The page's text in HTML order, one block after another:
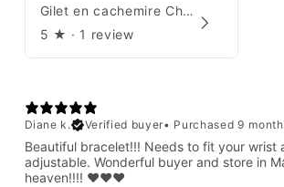
Gilet en cachemire Chanel Automne 1995
5 ★ · 1 review
Diane k.
Verified buyer• Purchased 9
Beautiful bracelet!!! Needs to fit your wrist
adjustable. Wonderful buyer and store in
heaven!!!! ❤️❤️❤️